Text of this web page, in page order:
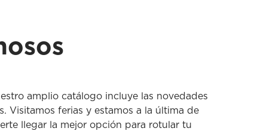
amplio catálogo incluye las novedades
Visitamos ferias y estamos a la última de
llegar la mejor opción para rotular tu